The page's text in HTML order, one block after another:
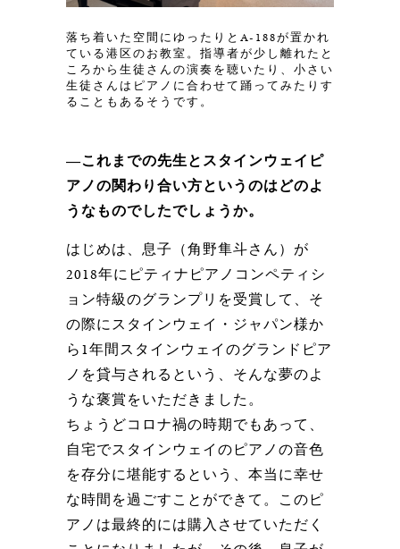
落ち着いた空間にゆったりとA-188が置かれ
ている港区のお教室。指導者が少し離れたと
ころから生徒さんの演奏を聴いたり、小さい
生徒さんはピアノに合わせて踊ってみたりす
ることもあるそうです。
―これまでの先生とスタインウェイピ
アノの関わり合い方というのはどのよ
うなものでしたでしょうか。
はじめは、息子（角野隼斗さん）が
2018年にピティナピアノコンペティシ
ョン特級のグランプリを受賞して、そ
の際にスタインウェイ・ジャパン様か
ら1年間スタインウェイのグランドピア
ノを貸与されるという、そんな夢のよ
うな褒賞をいただきました。
ちょうどコロナ禍の時期でもあって、
自宅でスタインウェイのピアノの音色
を存分に堪能するという、本当に幸せ
な時間を過ごすことができて。このピ
アノは最終的には購入させていただく